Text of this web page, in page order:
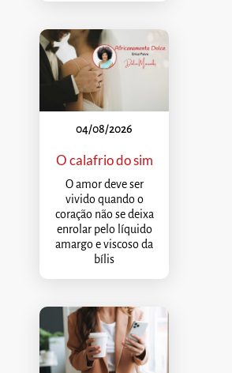
04/08/2026
O calafrio do sim
O amor deve ser
vivido quando o
coração não se deixa
enrolar pelo líquido
amargo e viscoso da
bílis